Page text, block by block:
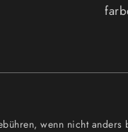
wenn nicht